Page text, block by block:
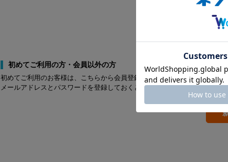
ロ
初めてご利用の方・会員以外の方
初めてご利用のお客様は、こちらから会員登録を行って下さい。
メールアドレスとパスワードを登録しておくと便利にお買い物ができるよ